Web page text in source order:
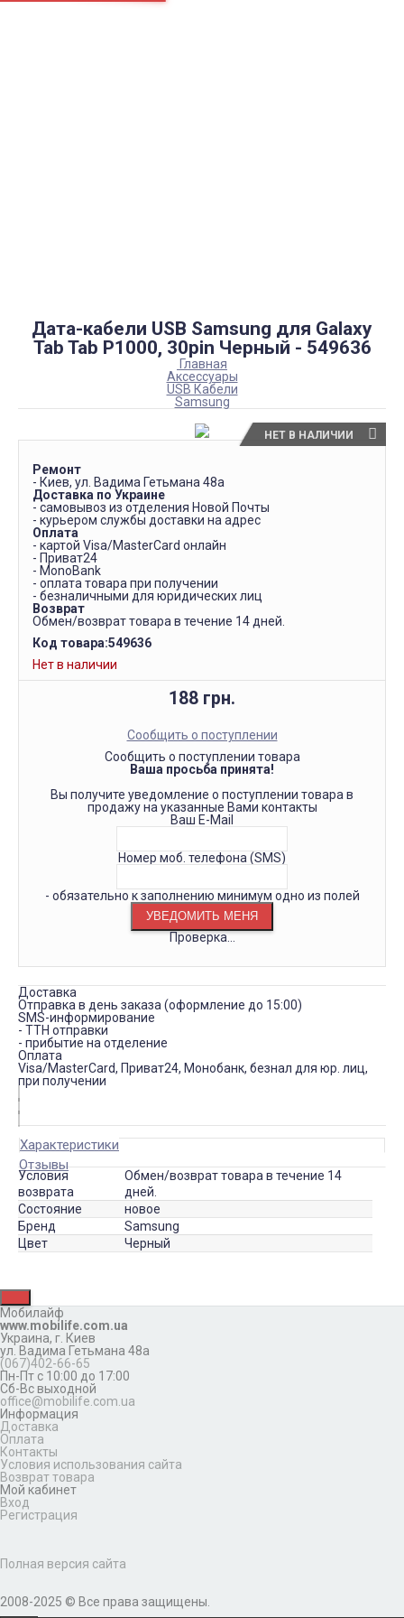
Дата-кабели USB Samsung для Galaxy
Tab Tab P1000, 30pin Черный - 549636
Главная
Аксессуары
USB Кабели
Samsung
НЕТ В НАЛИЧИИ
Ремонт
- Киев, ул. Вадима Гетьмана 48а
Доставка по Украине
- самовывоз из отделения Новой Почты
- курьером службы доставки на адрес
Оплата
- картой Visa/MasterCard онлайн
- Приват24
- MonoBank
- оплата товара при получении
- безналичными для юридических лиц
Возврат
Обмен/возврат товара в течение 14 дней.
Код товара:549636
Нет в наличии
188 грн.
Сообщить о поступлении
Сообщить о поступлении товара
Ваша просьба принята!
Вы получите уведомление о поступлении товара в
продажу на указанные Вами контакты
Ваш E-Mail
Номер моб. телефона (SMS)
- обязательно к заполнению минимум одно из полей
Проверка...
Доставка
Отправка в день заказа (оформление до 15:00)
SMS-информирование
- ТТН отправки
- прибытие на отделение
Оплата
Visa/MasterCard, Приват24, Монобанк, безнал для юр. лиц,
при получении
Характеристики
Отзывы
Условия
возврата
Обмен/возврат товара в течение 14
дней.
Состояние
новое
Бренд
Samsung
Цвет
Черный
Мобилайф
www.mobilife.com.ua
Украина, г. Киев
ул. Вадима Гетьмана 48а
(067)402-66-65
Пн-Пт с 10:00 до 17:00
Сб-Вс выходной
office@mobilife.com.ua
Информация
Доставка
Оплата
Контакты
Условия использования сайта
Возврат товара
Мой кабинет
Вход
Регистрация
Полная версия сайта
2008-2025 © Все права защищены.